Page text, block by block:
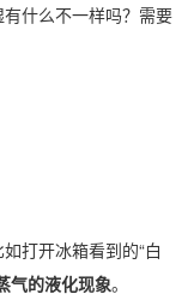
有什么不一样吗？需要
打开冰箱看到的“白
气的液化现象。